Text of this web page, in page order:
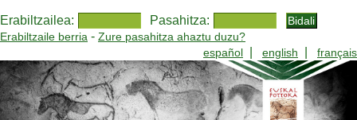
Erabiltzailea: Pasahitza:
Erabiltzaile berria - Zure pasahitza ahaztu duzu?
español
english français